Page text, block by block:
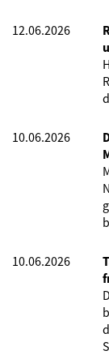
12.06.2026
10.06.2026
10.06.2026